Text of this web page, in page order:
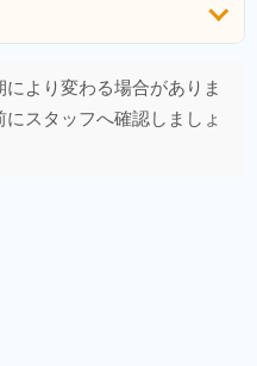
より変わる場合がありま
スタッフへ確認しましょ